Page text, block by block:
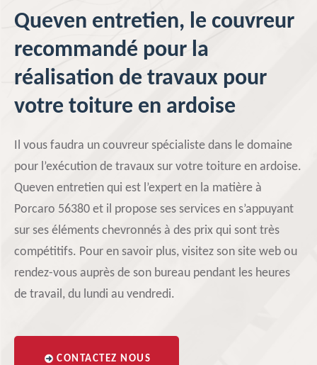
Queven entretien, le couvreur
recommandé pour la
réalisation de travaux pour
votre toiture en ardoise
Il vous faudra un couvreur spécialiste dans le domaine
pour l’exécution de travaux sur votre toiture en ardoise.
Queven entretien qui est l’expert en la matière à
Porcaro 56380 et il propose ses services en s’appuyant
sur ses éléments chevronnés à des prix qui sont très
compétitifs. Pour en savoir plus, visitez son site web ou
rendez-vous auprès de son bureau pendant les heures
de travail, du lundi au vendredi.
CONTACTEZ NOUS